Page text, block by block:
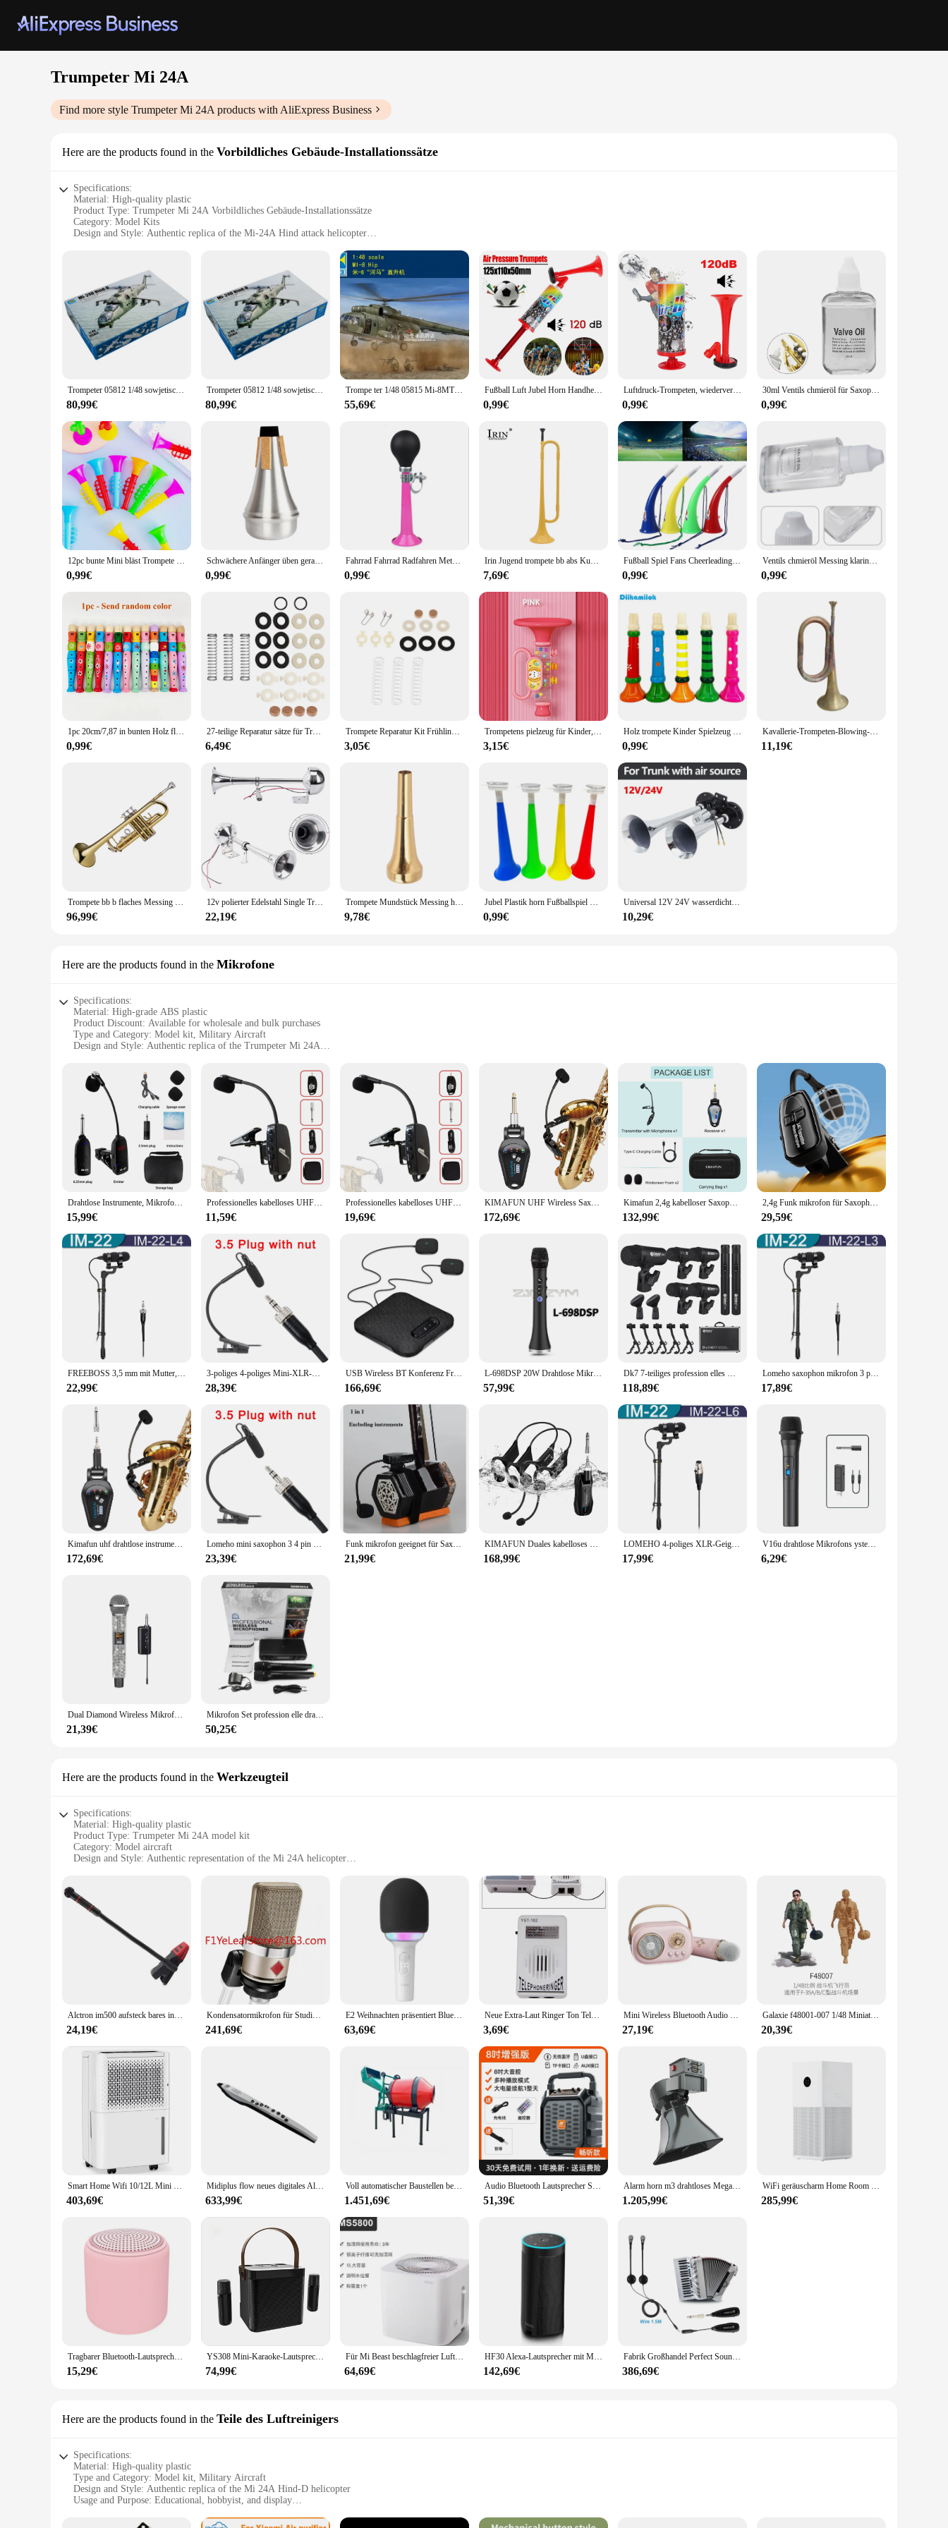
Trumpeter Mi 24A
Find more style Trumpeter Mi 24A products with AliExpress Business
Here are the products found in the Vorbildliches Gebäude-Installationssätze
Specifications:
Material: High-quality plastic
Product Type: Trumpeter Mi 24A Vorbildliches Gebäude-Installationssätze
Category: Model Kits
Design and Style: Authentic replica of the Mi-24A Hind attack helicopter
Performance and Property: Durable and easy-to-assemble components
Features:
|Wholesale|Vendors|
**Unmatched Precision and Authenticity**
The Trumpeter Mi 24A Vorbildliches Gebäude-Installationssätze is a masterpiece in model kit design, offering an unparalleled level of precision and authenticity for enthusiasts and collectors. This
model kit is not just a toy; it's a meticulous replica of the iconic Mi-24A Hind attack helicopter, complete with all the necessary parts and accessories to bring the aircraft to life. The kit's design
captures the helicopter's distinctive shape and features, ensuring that the final model looks as close to the real thing as possible.
Whether you're an educator looking to engage students in the world of engineering or a hobbyist passionate about model building, the Trumpeter Mi 24A Vorbildliches Gebäude-Installationssätze is an
excellent choice. The kit is designed to be both educational and enjoyable, providing a hands-on experience that can foster creativity, problem-solving skills, and an appreciation for the intricacies of
**Adaptive Scenarios and Collector's Item**
The Trumpeter Mi 24A Vorbildliches Gebäude-Installationssätze is not just a model kit; it's a collector's item that can be used in various scenarios. Whether you're setting up a diorama for a military
exhibit or adding a unique piece to your collection, this model kit is versatile enough to fit various environments. Its size and weight are designed to be manageable, making it an ideal addition to any
display or collection. With its robust construction and detailed parts, this model kit is a testament to the craftsmanship and attention to detail that Trumpeter is known for.
Trompeter 05812 1/48 sowjetische Mil Mi-24 mi24 Hinter d Militär hubschrauber Handwerk Spielzeug Geschenk Kunststoff Spielzeug Montage Modellbau satz
80,99€
Trompeter 05812 1/48 sowjetische Mil Mi-24 mi24 Hinter d Militär hubschrauber Handwerk Spielzeug Geschenk Kunststoff Spielzeug Montage Modellbau satz
80,99€
Trompe ter 1/48 05815 Mi-8MT hip-h
55,69€
Fußball Luft Jubel Horn Handheld laute Stimme Jubel Horn wieder verwendbare Luftdruck Trompeten für Fußball Sport Event Geburtstag Teil
0,99€
Luftdruck-Trompeten, wiederverwendbare tragbare Lufthupe, tragbare Fußball-Luftjubelhupe für Bootfahren, Sportveranstaltungen, Geburtstagsfeiern
0,99€
30ml Ventils chmieröl für Saxophon Klarinette Trompete Horn Messing Instrumente für Saxophon Instrumente Schlüssel öl Teile Objektträger
0,99€
12pc bunte Mini bläst Trompete Musik instrumente Kinder Geburtstag Baby party Party Geschenk Spielzeug Weihnachten Karneval Party Preise
0,99€
Schwächere Anfänger üben gerade Körper stumm Zubehör Silber tragbare stumme Aluminium legierung Trompete Schall dämpfer Trompete universal
0,99€
Fahrrad Fahrrad Radfahren Metall Luft horn Signalhorn Trompete Squeeze Gummi birne die Fahrrad glocke klingelt
0,99€
Irin Jugend trompete bb abs Kunststoff junge Pioniere Signalhorn Anruf Student Horn Kind Anfänger für Messing Musik instrument Leistung
7,69€
Fußball Spiel Fans Cheerleading Tanken Requisiten Ox Horn Vuvuzela Kid Trompete Spielzeug
0,99€
Ventils chmieröl Messing klarinette für Saxophon instrumente Schlüssel öl teile Gleit trompete 9*4*1,8 cm nagelneu
0,99€
1pc 20cm/7,87 in bunten Holz flöte Musik instrument Trompete Buglet Hooter Kinder pädagogisches Lernen Musikspiel zeug für Kinder
0,99€
27-teilige Reparatur sätze für Trompeten ventile Ventil kolben feder trompeten wartungs sätze
6,49€
Trompete Reparatur Kit Frühling Rest Filz Pad Musical Instrument Wartung Teile
3,05€
Trompetens pielzeug für Kinder, Musik blasen, Instrumente spielen, Mundharmonika, Pfeife, Spielzeug für Männer und Frauen
3,15€
Holz trompete Kinder Spielzeug Horn Pfeife Musik instrument für Kinder früh pädagogische Montessori Spielzeug Sound Training Spiele
0,99€
Kavallerie-Trompeten-Blowing-Bugle mit Mundstück, Marsch-Bugle aus massivem Kupfer und
11,19€
Trompete bb b flaches Messing exquisit mit Mundstück handschuhen
96,99€
12v polierter Edelstahl Single Trompete Horn Low Ton für Marine Boot LKW LKW Wohnwagen rv neu
22,19€
Trompete Mundstück Messing hellen Ton Wind Musik instrument Teile Leistungs zubehör 5c
9,78€
Jubel Plastik horn Fußballspiel Fans Cheerleading Requisiten Vuvuzela Kind Trompete Fußball Jubel Hörner
0,99€
Universal 12V 24V wasserdichte Doppelt rompeten 150db super lauter elektrischer Luft kompressor Hupe Signal Alarm für Auto LKW Boot
10,29€
Here are the products found in the Mikrofone
Specifications:
Material: High-grade ABS plastic
Product Discount: Available for wholesale and bulk purchases
Type and Category: Model kit, Military Aircraft
Design and Style: Authentic replica of the Trumpeter Mi 24A
Performance and Property: Durable and easy-to-assemble
Features:
**Authenticity and Craftsmanship**
The Trumpeter Mi 24A Mikrofone model kit is a meticulously crafted replica of the iconic Soviet-era helicopter. Designed for enthusiasts and collectors, this model kit captures the essence of the
original aircraft with its intricate details and realistic finish. The high-grade ABS plastic used in its construction ensures durability and longevity, making it an ideal addition to any military aircraft
collection.
**Educational and Hobbyist Value**
This model kit is not just a toy; it's a gateway to understanding the mechanics and design of military aircraft. The Trumpeter Mi 24A Mikrofone is an excellent educational tool for students and
hobbyists alike, providing a hands-on learning experience that can enhance their understanding of engineering and aerodynamics. Whether you're a seasoned model builder or a beginner, this kit is
designed to be accessible and rewarding for all skill levels.
**Versatility and Accessibility**
The Trumpeter Mi 24A Mikrofone is more than just a static display piece; it's a model that can be brought to life through the process of assembly. With its easy-to-follow instructions and durable parts,
this model kit is perfect for both individual and group projects. The kit's availability for wholesale and bulk purchases makes it an ideal choice for educational institutions, museums, and retailers
looking to provide a high-quality model kit to their customers. Its compact size and lightweight design make it an ideal addition to any display or collection, whether it's in a classroom, a store, or a
personal workspace.
Drahtlose Instrumente, Mikrofon-Tonabnehmerverstärker für Saxophon, Trompete, Posaune, Mikrofon, kabelloser Empfänger, Sender, Plug-and-Play
15,99€
Professionelles kabelloses UHF-Instrumentenmikrofon für Saxophon, Trompete, Saxophon, kabelloser Empfänger, Sender, 165 Fuß Reichweite
11,59€
Professionelles kabelloses UHF-Instrumentenmikrofon für Saxophon, Trompete, Posaune, kabelloses Mikrofon, 165 Fuß Reichweite, Plug-and-Play
19,69€
KIMAFUN UHF Wireless Saxophon Mikrofon System Clip auf Musical Instruments Wireless Receiver Transmitter für Saxophon Trompete
172,69€
Kimafun 2,4g kabelloser Saxophon mikrofon clip auf Trompeten posaune French Horn Tuba für Bühnen musiker, die unterrichten
132,99€
2,4g Funk mikrofon für Saxophon Trompete Posaune Musik instrumente Mikrofon Plug & Play Funke mp fänger Sender
29,59€
FREEBOSS 3,5 mm mit Mutter, Saxophon-Mikrofon, Kondensator, Hypernieren-Musikinstrument, kabelgebundenes Mikrofon für Trompete, Violine, IM-22-L4
22,99€
3-poliges 4-poliges Mini-XLR-Saxophonmikrofon mit Supernierencharakteristik, 3,5 mm, Trompete, Musik, Blasinstrument, Saxophon, Mikrofonhorn, IM-20
28,39€
USB Wireless BT Konferenz Freis prec heinrich tung eingebaut 4 Mikrofone HiFi-Lautsprecher 2 Verlängerung mikrofon 360 ° Voice Pickup Geräusch unterdrückung
166,69€
L-698DSP 20W Drahtlose Mikrofon Handheld Karaoke Mic USB Mini Hause KTV Für Musik Professiona Lautsprecher Bluetooth-kompatibel
57,99€
Dk7 7-teiliges profession elles Gig-Drum-Mikrofon-Kit (aus Metall), Bass-Percussion, Snare-Drum-Mikrofon-Kit für vollständige Drum-Aufnahmen
118,89€
Lomeho saxophon mikrofon 3 pin xlr stecker kondensator für musik instrument mit geigen klemme piano clip mic performance IM-22
17,89€
Kimafun uhf drahtlose instrumente saxophon mikrofon mit empfänger sender für trompete posaune tuba sax französisch horn
172,69€
Lomeho mini saxophon 3 4 pin xlr mikrofon 3,5mm stecker wind instrument mic trompete phantom anschluss kunststoff box IM-20
23,39€
Funk mikrofon geeignet für Saxophon Trompete/Posaune Französisch Horn und andere Instrumente mehrere Orchester sind universell
21,99€
KIMAFUN Duales kabelloses Headset-Mikrofon für 2 Personen, funktioniert mit 6 Stunden/165 Fuß Reichweite, wasserdichte Fitness-Mikrofone für Wassersport, Fitness, Yoga
168,99€
LOMEHO 4-poliges XLR-Geigenmikrofon, Kondensator, Musikinstrument mit Klavierklemme, Saxophon-Clip, Mikrofonstecker für Bühnenkonzerte IM-22
17,99€
V16u drahtlose Mikrofons ystem Kits USB-Empfänger Handheld Karaoke-Mikrofon Home Party Smart-TV-Lautsprecher singen Mikrofon
6,29€
Dual Diamond Wireless Mikrofon Kristall Schnurloses dynamisches Mikrofon Akku-Empfänger für Party-Sprache Karaoke-Kirche
21,39€
Mikrofon Set profession elle drahtlose Karaoke-Mikrofone USB-Lautsprecher für Kinder Musik-Player singen Rekorder Ktv Mikrofon Lautsprecher
50,25€
Here are the products found in the Werkzeugteil
Specifications:
Material: High-quality plastic
Product Type: Trumpeter Mi 24A model kit
Category: Model aircraft
Design and Style: Authentic representation of the Mi 24A helicopter
Performance and Property: Durable and easy-to-assemble
Parts and Accessories: Comprehensive set of components
Features:
|Wholesale|Vendors|
**Unmatched Detail and Authenticity**
The Trumpeter Mi 24A model kit is a testament to the precision and craftsmanship that goes into creating detailed replicas of historical aircraft. Designed for both educational and hobbyist purposes,
this model helicopter captures the essence of the Mi 24A, known for its distinctive shape and powerful presence. Each component, from the rotor blades to the landing gear, is molded with precision to
ensure an authentic representation of the original aircraft.
**Ease of Assembly and Educational Value**
Whether you're a seasoned model builder or a beginner, the Trumpeter Mi 24A model kit is designed to be accessible and enjoyable for all skill levels. The parts are meticulously packaged, making
assembly a breeze. As you put together this model, you'll not only be engaging in a fun and rewarding hobby but also learning about the intricacies of helicopter design and engineering. This model is
**Versatility and Durability**
The Trumpeter Mi 24A model kit is more than just a static display piece; it's a versatile addition to any collection. The durable plastic construction ensures that your model can withstand the rigors of
handling and display, making it an ideal choice for enthusiasts and collectors. Whether you're showcasing it in a dedicated display case or using it for educational purposes, this model is built to last.
With its robust design and easy-to-assemble parts, the Trumpeter Mi 24A model kit is a must-have for anyone interested in aviation history and model building.
Alctron im500 aufsteck bares instrumentales Kondensator mikrofon Schwanenhals mikrofon für Orchesters axophon Trompetens axe
24,19€
Kondensatormikrofon für Studio Professional Studio in kabelgebundenen Singing Studios, Metallmikrofon TLM102 Membranaufzeichnung
241,69€
E2 Weihnachten präsentiert Bluetooth Kinder mikrofon Bluetooth drahtlose Karaoke-Mikrofone mit Bluetooth-Mikrofon
63,69€
Neue Extra-Laut Ringer Ton Telefon Telefon Verstärker Strobe Licht Blink Glocke
3,69€
Mini Wireless Bluetooth Audio Home Singing Karaoke Integrierter Mikrofonlautsprecher Stereo Home KTV Set Pink
27,19€
Galaxie f48001-007 1/48 Miniatur-Kampfpilot Modell Soldat Figur Modell für Kämpfer Modell Szenarien Bau Hobby DIY Spielzeug
20,39€
Smart Home Wifi 10/12L Mini Mobile UVC Luftreiniger Kompressor Luftentfeuchter
403,69€
Midiplus flow neues digitales Alt-und Tenors axophon 65 eingebaute Sounds Mini-USB-Bluetooth-Midi-Controller digitales Blasinstrument
633,99€
Voll automatischer Baustellen beton großer und kleiner Trommel mischer
1.451,69€
Audio Bluetooth Lautsprecher Square Dance Outdoor laut k Song tragbare kleine offizielle Shop authentisch
51,39€
Alarm horn m3 drahtloses Megaphon system für UAV-Drohnen-Audioverstärker-Schrei system UAV-Luft lautsprecher Hochleistungs-Hoch decib
1.205,99€
WiFi geräuscharm Home Room Luft reiniger 4 Display für Xiaomi App-Steuerung
285,99€
Tragbarer Bluetooth-Lautsprecher in Makronenfarbe, weißes Rauschen, Klangmaschine zum Schlafen, Mini-Sound-Maschine für Reisen
15,29€
YS308 Mini-Karaoke-Lautsprecher mit YS-203 Mikrofon, Bluetooth-Lautsprecher mit Mikrofon, Dual-Mikrofon, Karaoke-Set, Heimlautsprecher
74,99€
Für Mi Beast beschlagfreier Luftbefeuchter, Xiaomi Pro-Gerät, Modell MS5800
64,69€
HF30 Alexa-Lautsprecher mit Mikrofon BT Hochwertiger Smart WiFi-Lautsprecher ECHO
142,69€
Fabrik Großhandel Perfect Sound Mikrofon Akkordeon Wireless für Instrument KM-CX710
386,69€
Here are the products found in the Teile des Luftreinigers
Specifications:
Material: High-quality plastic
Type and Category: Model kit, Military Aircraft
Design and Style: Authentic replica of the Mi 24A Hind-D helicopter
Usage and Purpose: Educational, hobbyist, and display
Parts and Accessories: Comprehensive set with detailed instructions